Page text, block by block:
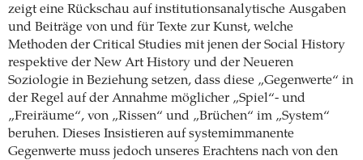
zeigt eine Rückschau auf institutionsanalytische Ausgaben
und Beiträge von und für Texte zur Kunst, welche
Methoden der Critical Studies mit jenen der Social History
respektive der New Art History und der Neueren
Soziologie in Beziehung setzen, dass diese „Gegenwerte“ in
der Regel auf der Annahme möglicher „Spiel“- und
„Freiräume“, von „Rissen“ und „Brüchen“ im „System“
beruhen. Dieses Insistieren auf systemimmanente
Gegenwerte muss jedoch unseres Erachtens nach von den